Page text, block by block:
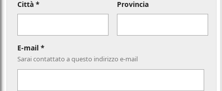
Città * Provincia
E-mail *
Sarai contattato a questo indirizzo e-mail